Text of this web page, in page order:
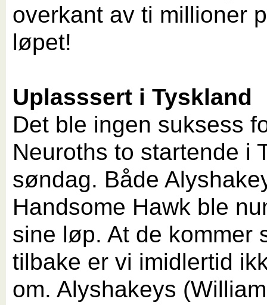
overkant av ti millioner
løpet!
Uplasssert i Tyskland
Det ble ingen suksess
Neuroths to startende i
søndag. Både
Handsome Hawk ble
sine løp. At de kommer
tilbake er vi imidlertid
om. Alyshakeys